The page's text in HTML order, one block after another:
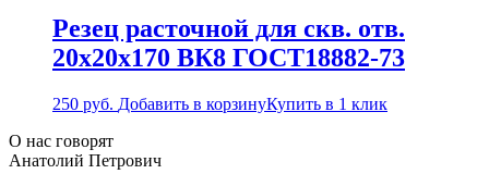
Резец расточной для скв. отв.
20х20х170 ВК8 ГОСТ18882-73
250 руб. Добавить в корзинуКупить в 1 клик
О нас говорят
Анатолий Петрович